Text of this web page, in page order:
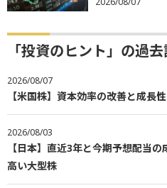
「投資のヒント」の過
2026/08/07
【米国株】資本効率の改善と成長
2026/08/03
【日本】直近3年と今期予想配当
高い大型株